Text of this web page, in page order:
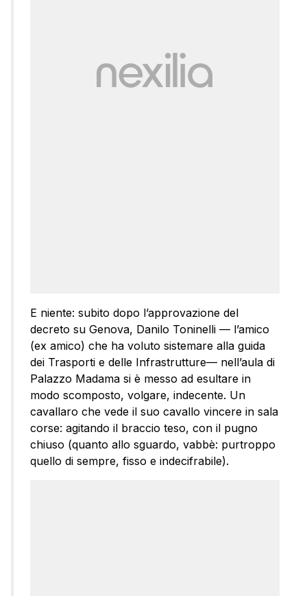
E niente: subito dopo l’approvazione del
decreto su Genova, Danilo Toninelli — l’amico
(ex amico) che ha voluto sistemare alla guida
dei Trasporti e delle Infrastrutture— nell’aula di
Palazzo Madama si è messo ad esultare in
modo scomposto, volgare, indecente. Un
cavallaro che vede il suo cavallo vincere in sala
corse: agitando il braccio teso, con il pugno
chiuso (quanto allo sguardo, vabbè: purtroppo
quello di sempre, fisso e indecifrabile).